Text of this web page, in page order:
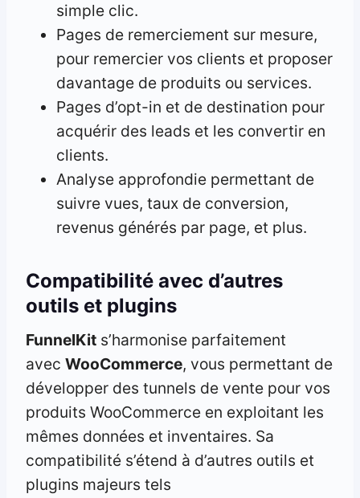
simple clic.
Pages de remerciement sur mesure,
pour remercier vos clients et proposer
davantage de produits ou services.
Pages d’opt-in et de destination pour
acquérir des leads et les convertir en
clients.
Analyse approfondie permettant de
suivre vues, taux de conversion,
revenus générés par page, et plus.
Compatibilité avec d’autres
outils et plugins
FunnelKit s’harmonise parfaitement
avec WooCommerce, vous permettant de
développer des tunnels de vente pour vos
produits WooCommerce en exploitant les
mêmes données et inventaires. Sa
compatibilité s’étend à d’autres outils et
plugins majeurs tels